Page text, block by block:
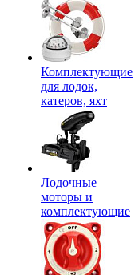
Комплектующие
для лодок,
катеров, яхт
Лодочные
моторы и
комплектующие